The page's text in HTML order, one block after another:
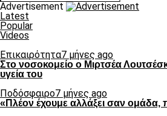
Advertisement
Latest
Popular
Videos
Επικαιρότητα7 μήνες ago
Στο νοσοκομείο ο Μιρτσέα
υγεία του
Ποδόσφαιρο7 μήνες ago
«Πλέον έχουμε αλλάξει σαν ομάδα,